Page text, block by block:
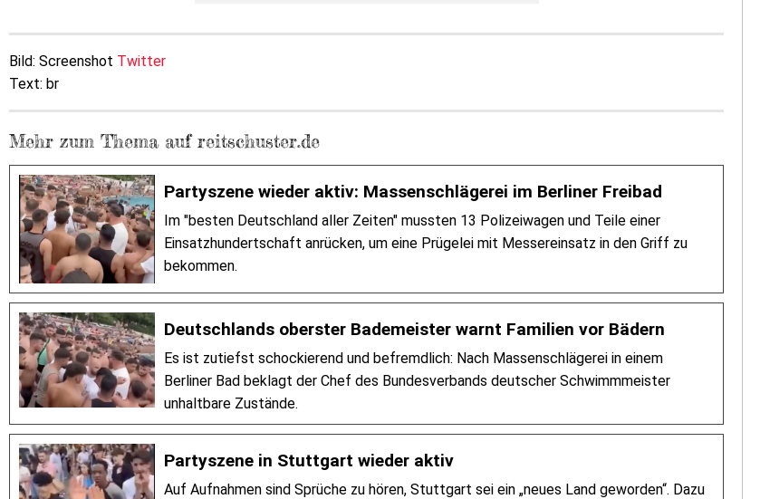
Bild: Screenshot Twitter
Text: br
Mehr zum Thema auf reitschuster.de
Partyszene wieder aktiv: Massenschlägerei im Berliner Freibad
Im "besten Deutschland aller Zeiten" mussten 13 Polizeiwagen und Teile einer
Einsatzhundertschaft anrücken, um eine Prügelei mit Messereinsatz in den Griff zu
bekommen.
Deutschlands oberster Bademeister warnt Familien vor Bädern
Es ist zutiefst schockierend und befremdlich: Nach Massenschlägerei in einem
Berliner Bad beklagt der Chef des Bundesverbands deutscher Schwimmmeister
unhaltbare Zustände.
Partyszene in Stuttgart wieder aktiv
Auf Aufnahmen sind Sprüche zu hören, Stuttgart sei ein „neues Land geworden“. Dazu